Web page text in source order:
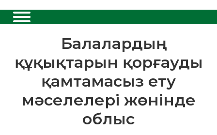
Балалардың
құқықтарын қорғауды
қамтамасыз ету
мәселелері жөнінде
облыс